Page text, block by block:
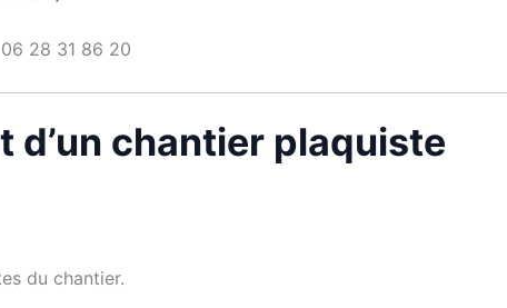
28 31 86 20
d’un chantier plaquiste
du chantier.